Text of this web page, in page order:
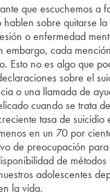
que escuchemos a
sobre quitarse
o enfermedad
embargo, cada
Esto no es algo que
sobre el
o una llamada de
cuando se trata
tasa de suicidio
en un 70 por
de preocupación
de
adolescentes
la vida.